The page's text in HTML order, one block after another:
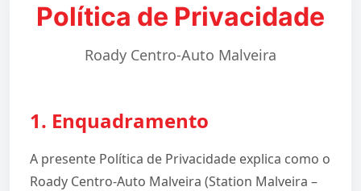
Política de Privacidade
Roady Centro-Auto Malveira
1. Enquadramento
A presente Política de Privacidade explica como o
Roady Centro-Auto Malveira (Station Malveira –